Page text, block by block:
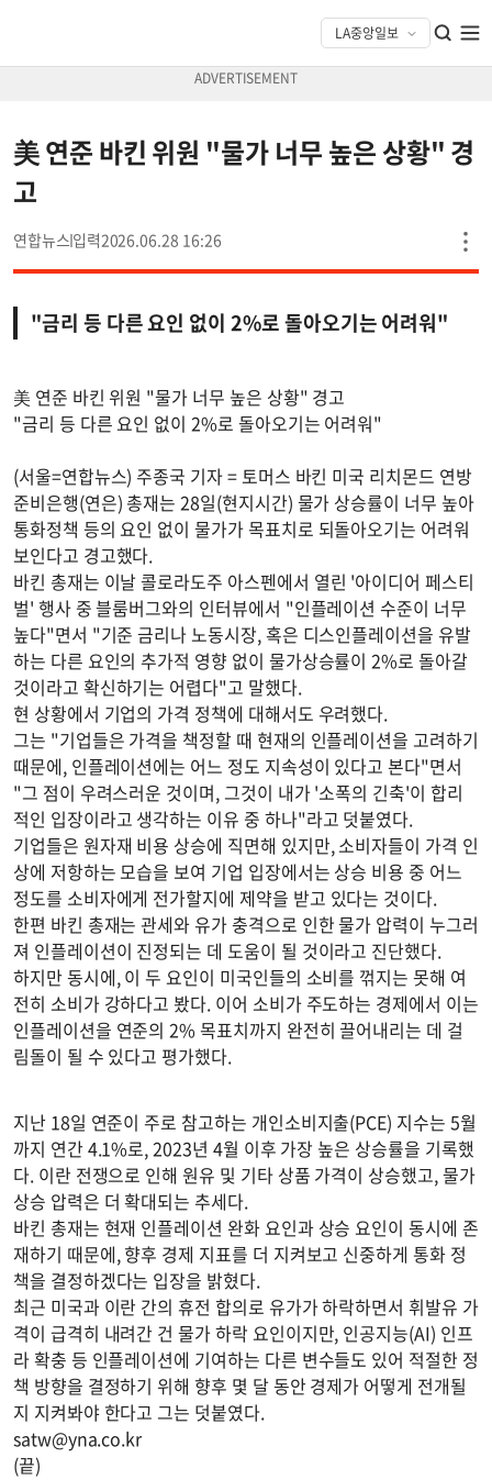
美 연준 바킨 위원 "물가 너무 높은 상황" 경
고
연합뉴스 2026.06.28 16:26
"금리 등 다른 요인 없이 2%로 돌아오기는 어려워"
美 연준 바킨 위원 "물가 너무 높은 상황" 경고
"금리 등 다른 요인 없이 2%로 돌아오기는 어려워"
(서울=연합뉴스) 주종국 기자 = 토머스 바킨 미국 리치몬드 연방
준비은행(연은) 총재는 28일(현지시간) 물가 상승률이 너무 높아
통화정책 등의 요인 없이 물가가 목표치로 되돌아오기는 어려워
보인다고 경고했다.
바킨 총재는 이날 콜로라도주 아스펜에서 열린 '아이디어 페스티
벌' 행사 중 블룸버그와의 인터뷰에서 "인플레이션 수준이 너무
높다"면서 "기준 금리나 노동시장, 혹은 디스인플레이션을 유발
하는 다른 요인의 추가적 영향 없이 물가상승률이 2%로 돌아갈
것이라고 확신하기는 어렵다"고 말했다.
현 상황에서 기업의 가격 정책에 대해서도 우려했다.
그는 "기업들은 가격을 책정할 때 현재의 인플레이션을 고려하기
때문에, 인플레이션에는 어느 정도 지속성이 있다고 본다"면서
"그 점이 우려스러운 것이며, 그것이 내가 '소폭의 긴축'이 합리
적인 입장이라고 생각하는 이유 중 하나"라고 덧붙였다.
기업들은 원자재 비용 상승에 직면해 있지만, 소비자들이 가격 인
상에 저항하는 모습을 보여 기업 입장에서는 상승 비용 중 어느
정도를 소비자에게 전가할지에 제약을 받고 있다는 것이다.
한편 바킨 총재는 관세와 유가 충격으로 인한 물가 압력이 누그러
져 인플레이션이 진정되는 데 도움이 될 것이라고 진단했다.
하지만 동시에, 이 두 요인이 미국인들의 소비를 꺾지는 못해 여
전히 소비가 강하다고 봤다. 이어 소비가 주도하는 경제에서 이는
인플레이션을 연준의 2% 목표치까지 완전히 끌어내리는 데 걸
림돌이 될 수 있다고 평가했다.
지난 18일 연준이 주로 참고하는 개인소비지출(PCE) 지수는 5월
까지 연간 4.1%로, 2023년 4월 이후 가장 높은 상승률을 기록했
다. 이란 전쟁으로 인해 원유 및 기타 상품 가격이 상승했고, 물가
상승 압력은 더 확대되는 추세다.
바킨 총재는 현재 인플레이션 완화 요인과 상승 요인이 동시에 존
재하기 때문에, 향후 경제 지표를 더 지켜보고 신중하게 통화 정
책을 결정하겠다는 입장을 밝혔다.
최근 미국과 이란 간의 휴전 합의로 유가가 하락하면서 휘발유 가
격이 급격히 내려간 건 물가 하락 요인이지만, 인공지능(AI) 인프
라 확충 등 인플레이션에 기여하는 다른 변수들도 있어 적절한 정
책 방향을 결정하기 위해 향후 몇 달 동안 경제가 어떻게 전개될
지 지켜봐야 한다고 그는 덧붙였다.
satw@yna.co.kr
(끝)